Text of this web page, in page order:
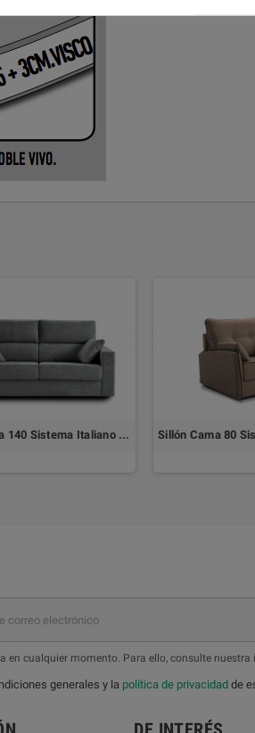
Sofá Cama 140 Sistema Italiano NURIA
en cualquier momento. Para ello, consulte
generales y la política de privacidad de